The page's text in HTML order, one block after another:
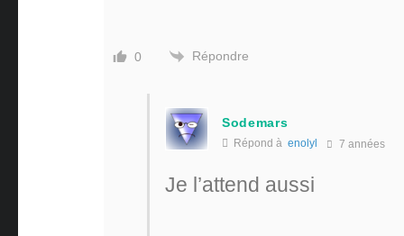
0 Répondre
Sodemars
Répond à enolyl 7 années
Je l’attend aussi